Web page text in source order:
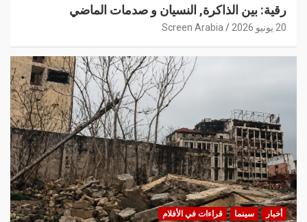
رقية: بين الذاكرة, النسيان و صدمات الماضي
20 يونيو 2026 Screen Arabia
أخبار سينما قراءات في الأفلام